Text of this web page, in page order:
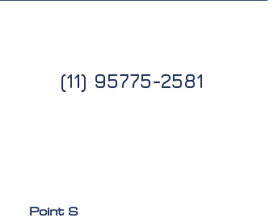
(11) 95775-2581
Point S